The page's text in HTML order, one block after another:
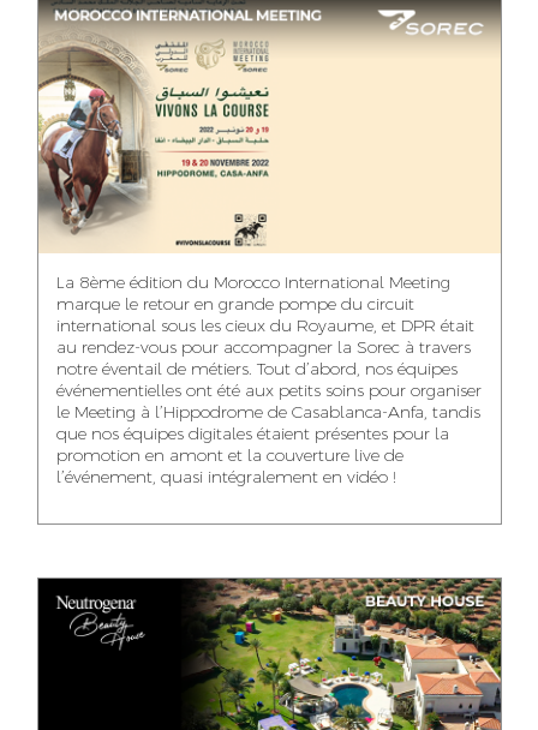
ASMAA MAZZI
ACCOUNT
DIRECTOR
TAHA EL BEIDORI
ART DIRECTOR
FINANCIAL
MANAGER
ACCOUNT
MANAGER
BOUDAR
ART DIRECTOR
FATIMA ZAHRA
DEBBAGH
ACCOUNT
MOHAMED
HARRATIA
DIGITAL MANAGER
NABILA SAMOUN
MEDIA ANALYST
GHITA EL ARABI
EZZAKI SALMA
ACCOUNT
MANAGER
ANASS ELRHAZI
EDITORIAL
MANAGER AND
CONTENT
La 8ème édition du Morocco International Meeting
marque le retour en grande pompe du circuit
international sous les cieux du Royaume, et DPR était
au rendez-vous pour accompagner la Sorec à travers
notre éventail de métiers. Tout d’abord, nos équipes
événementielles ont été aux petits soins pour organiser
le Meeting à l’Hippodrome de Casablanca-Anfa, tandis
que nos équipes digitales étaient présentes pour la
promotion en amont et la couverture live de
l’événement, quasi intégralement en vidéo !